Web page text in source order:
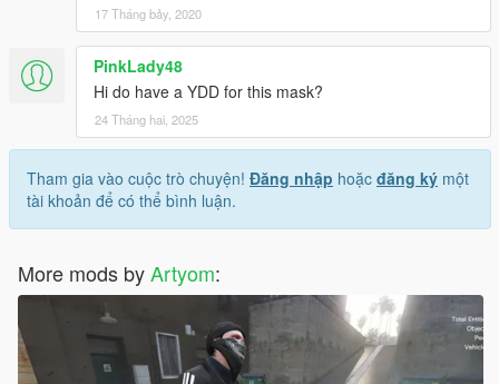
17 Tháng bảy, 2020
PinkLady48
Hi do have a YDD for this mask?
24 Tháng hai, 2025
Tham gia vào cuộc trò chuyện! Đăng nhập hoặc đăng ký một
tài khoản để có thể bình luận.
More mods byArtyom: